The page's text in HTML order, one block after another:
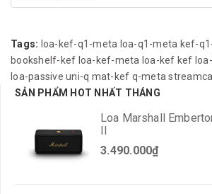
Tags: loa-kef-q1-meta loa-q1-meta kef-
bookshelf-kef loa-kef-meta loa-kef kef
loa-passive uni-q mat-kef q-meta
SẢN PHẨM HOT NHẤT THÁNG
Loa Marshall
II
3.490.000₫